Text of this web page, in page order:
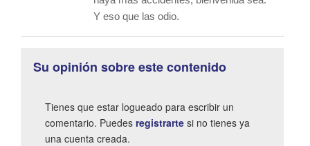
Y eso que las odio.
Su opinión sobre este contenido
Tienes que estar logueado para escribir un
comentario. Puedes registrarte si no tienes ya
una cuenta creada.